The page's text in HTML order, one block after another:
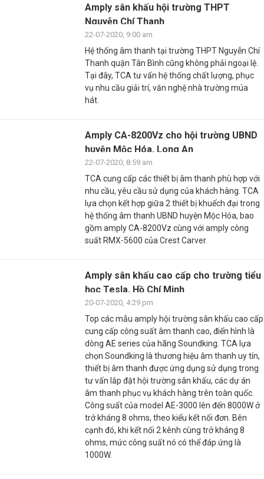
Amply sân khấu hội trường THPT
Nguyễn Chí Thanh
22-07-2020, 9:00 am
Hệ thống âm thanh tại trường THPT Nguyễn Chí
Thanh quận Tân Bình cũng không phải ngoại lệ.
Tại đây, TCA tư vấn hệ thống chất lượng, phục
vụ nhu cầu giải trí, văn nghệ nhà trường múa
hát.
Amply CA-8200Vz cho hội trường UBND
huyện Mộc Hóa, Long An
22-07-2020, 8:59 am
TCA cung cấp các thiết bị âm thanh phù hợp với
nhu cầu, yêu cầu sử dụng của khách hàng. TCA
lựa chọn kết hợp giữa 2 thiết bị khuếch đại trong
hệ thống âm thanh UBND huyện Mộc Hóa, bao
gồm amply CA-8200Vz cùng với amply công
suất RMX-5600 của Crest Carver.
Amply sân khấu cao cấp cho trường tiểu
học Tesla, Hồ Chí Minh
20-07-2020, 4:29 pm
Top các mẫu amply hội trường sân khấu cao cấp
cung cấp công suất âm thanh cao, điển hình là
dòng AE series của hãng Soundking. TCA lựa
chọn Soundking là thương hiệu âm thanh uy tín,
thiết bị âm thanh được ứng dụng sử dụng trong
tư vấn lắp đặt hội trường sân khấu, các dự án
âm thanh phục vụ khách hàng trên toàn quốc.
Công suất của model AE-3000 lên đến 8000W ở
trở kháng 8 ohms, theo kiểu kết nối đơn. Bên
cạnh đó, khi kết nối 2 kênh cùng trở kháng 8
ohms, mức công suất nó có thể đáp ứng là
1000W.